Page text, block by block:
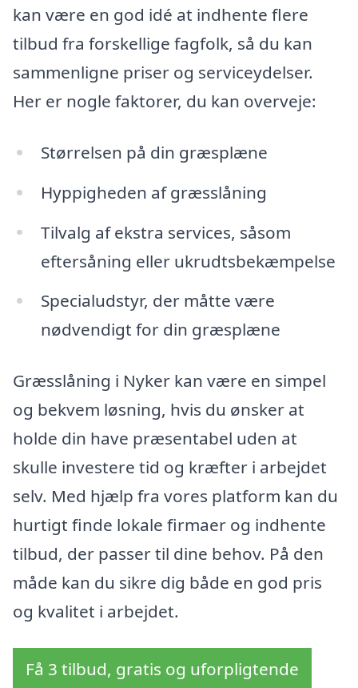
kan være en god idé at indhente flere
tilbud fra forskellige fagfolk, så du kan
sammenligne priser og serviceydelser.
Her er nogle faktorer, du kan overveje:
Størrelsen på din græsplæne
Hyppigheden af græsslåning
Tilvalg af ekstra services, såsom
eftersåning eller ukrudtsbekæmpelse
Specialudstyr, der måtte være
nødvendigt for din græsplæne
Græsslåning i Nyker kan være en simpel
og bekvem løsning, hvis du ønsker at
holde din have præsentabel uden at
skulle investere tid og kræfter i arbejdet
selv. Med hjælp fra vores platform kan du
hurtigt finde lokale firmaer og indhente
tilbud, der passer til dine behov. På den
måde kan du sikre dig både en god pris
og kvalitet i arbejdet.
Få 3 tilbud, gratis og uforpligtende